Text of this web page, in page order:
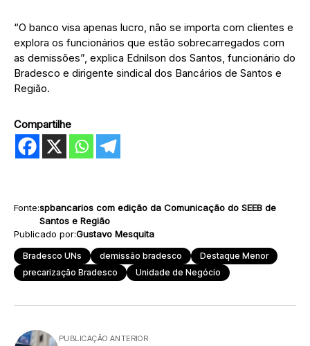
“O banco visa apenas lucro, não se importa com clientes e
explora os funcionários que estão sobrecarregados com
as demissões”, explica Ednilson dos Santos, funcionário do
Bradesco e dirigente sindical dos Bancários de Santos e
Região.
Compartilhe
Fonte:spbancarios com edição da Comunicação do SEEB de
Santos e Região
Publicado por:Gustavo Mesquita
Bradesco UNs demissão bradesco
Destaque Menor
precarização Bradesco
Unidade de Negócio
PUBLICAÇÃO ANTERIOR